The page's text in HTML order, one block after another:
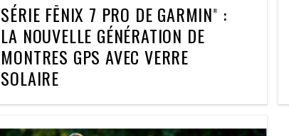
SÉRIE FĒNIX 7 PRO DE GARMIN® :
LA NOUVELLE GÉNÉRATION DE
MONTRES GPS AVEC VERRE
SOLAIRE